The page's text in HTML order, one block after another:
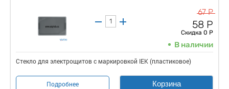
67 Р
58 Р
Скидка 0 Р
В наличии
Стекло для электрощитов с маркировкой IEK (пластиковое)
Подробнее Корзина